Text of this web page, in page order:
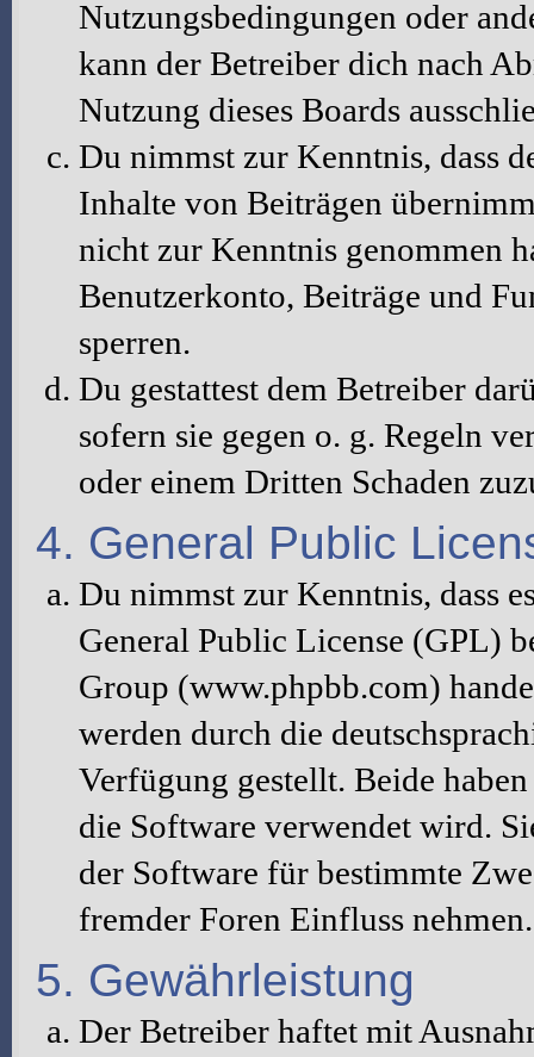
Nutzungsbedingungen oder
kann der Betreiber dich nach
Nutzung dieses Boards
Du nimmst zur Kenntnis, dass
Inhalte von Beiträgen
nicht zur Kenntnis genommen
Benutzerkonto, Beiträge und
sperren.
Du gestattest dem Betreiber
sofern sie gegen o. g. Regeln
oder einem Dritten Schaden
4. General Public
Du nimmst zur Kenntnis, dass
General Public License (GPL)
Group (www.phpbb.com)
werden durch die
Verfügung gestellt. Beide
die Software verwendet wird.
der Software für bestimmte
fremder Foren Einfluss nehmen.
5. Gewährleistung
Der Betreiber haftet mit